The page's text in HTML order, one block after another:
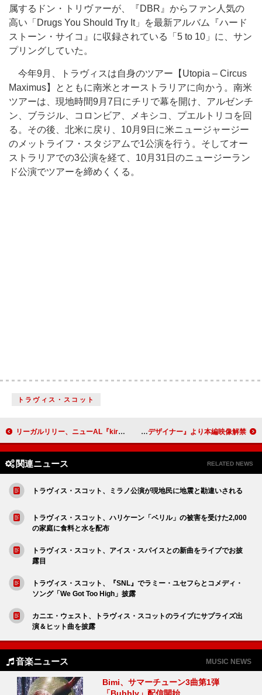
属するドン・トリヴァーが、『DBR』からファン人気の
高い「Drugs You Should Try It」を最新アルバム『ハード
ストーン・サイコ』に収録されている「5 to 10」に、サン
プリングしていた。
今年9月、トラヴィスは自身のツアー【Utopia – Circus
Maximus】とともに南米とオーストラリアに向かう。南米
ツアーは、現地時間9月7日にチリで幕を開け、アルゼンチ
ン、ブラジル、コロンビア、メキシコ、プエルトリコを回
る。その後、北米に戻り、10月9日に米ニュージャージー
のメットライフ・スタジアムで1公演を行う。そしてオー
ストラリアでの3公演を経て、10月31日のニュージーラン
ド公演でツアーを締めくくる。
トラヴィス・スコット
リーガルリリー、ニューAL『kirin』全曲ティザー公開 新曲は石若駿＆荒木正比呂がアレンジャー参加 ケイト・モスのデビュー当時の姿も、映画『ジョン・ガリアーノ 世界一愚かな天才デザイナー』より本編映像解禁
関連ニュース RELATED NEWS
トラヴィス・スコット、ミラノ公演が現地民に地震と勘違いされる
トラヴィス・スコット、ハリケーン「ベリル」の被害を受けた2,000
の家庭に食料と水を配布
トラヴィス・スコット、アイス・スパイスとの新曲をライブでお披
露目
トラヴィス・スコット、『SNL』でラミー・ユセフらとコメディ・
ソング「We Got Too High」披露
カニエ・ウェスト、トラヴィス・スコットのライブにサプライズ出
演＆ヒット曲を披露
音楽ニュース MUSIC NEWS
Bimi、サマーチューン3曲第1弾